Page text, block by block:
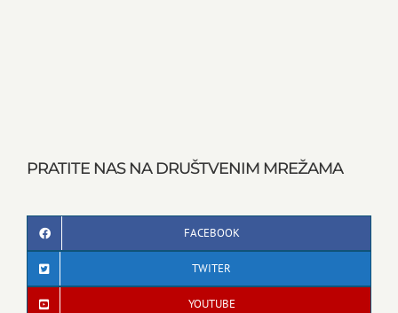
PRATITE NAS NA DRUŠTVENIM MREŽAMA
FACEBOOK
TWITER
YOUTUBE